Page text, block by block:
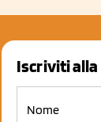
Iscriviti